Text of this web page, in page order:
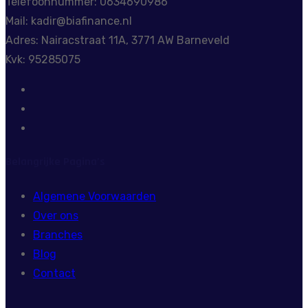
Mail: kadir@biafinance.nl
Adres: Nairacstraat 11A, 3771 AW Barneveld
Kvk: 95285075
Algemene Voorwaarden
Over ons
Branches
Blog
Contact